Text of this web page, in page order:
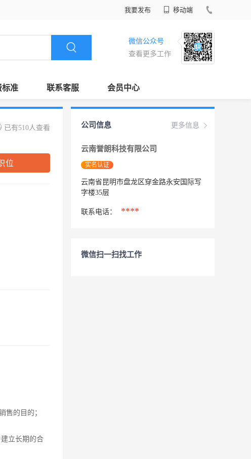
我要发布 移动端
微信公众号
查看更多工作
标准 联系客服 会员中心
已有510人查看
位
售的目的；
立长期的合
更多信息
公司信息
云南誉朗科技有限公司
实名认证
云南省昆明市盘龙区穿金路永安国际写
字楼35层
联系电话： ****
微信扫一扫找工作